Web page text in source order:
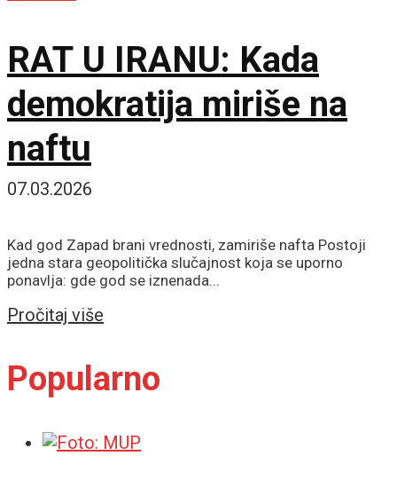
RAT U IRANU: Kada
demokratija miriše na
naftu
07.03.2026
Kad god Zapad brani vrednosti, zamiriše nafta Postoji
jedna stara geopolitička slučajnost koja se uporno
ponavlja: gde god se iznenada...
Pročitaj više
Popularno